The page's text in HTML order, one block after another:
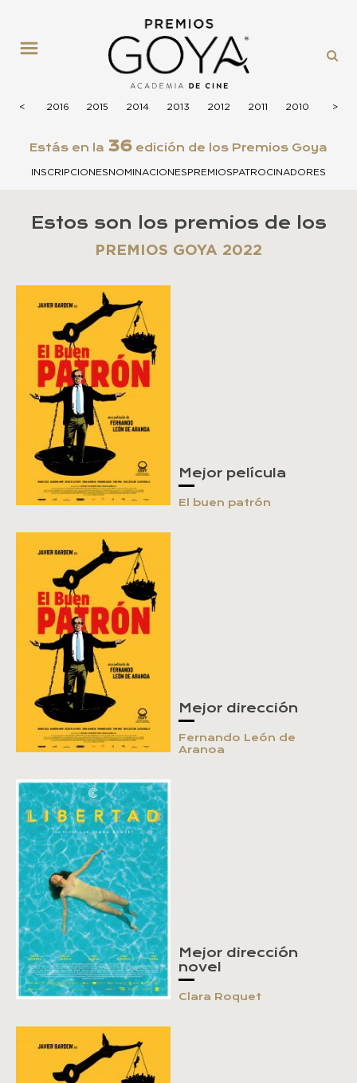
<
<
2017 2016 2015 2014 2013 2012 2011 2010 2009
>
>
Estás en la 36 edición de los Premios Goya
INSCRIPCIONESNOMINACIONESPREMIOSPATROCINADORES
Estos son los premios de los
PREMIOS GOYA 2022
Mejor película
El buen patrón
Mejor dirección
Fernando León de
Aranoa
Mejor dirección
novel
Clara Roquet